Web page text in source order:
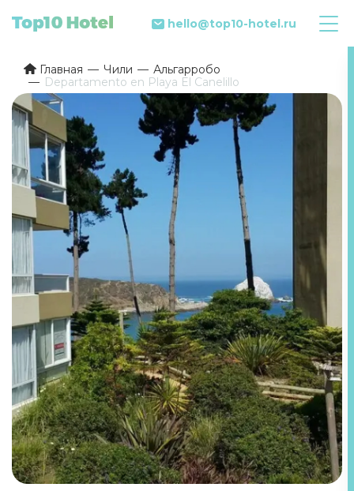
hello@top10-hotel.ru
Главная Чили
Альгарробо
Departamento en Playa El Canelillo